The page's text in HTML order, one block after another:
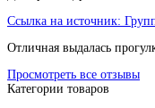
Ссылка на источник:
Отличная выдалась
Просмотреть все отзывы
Категории товаров